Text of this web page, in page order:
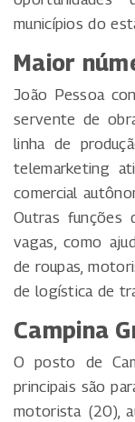
municípios do
Maior
João Pessoa
servente de
linha de
telemarketing
comercial
Outras funções
vagas, como
de roupas,
de logística de
Campina
O posto de
principais são
motorista (20),